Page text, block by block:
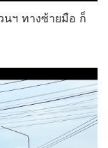
นฯ ทางซ้ายมือ ก็